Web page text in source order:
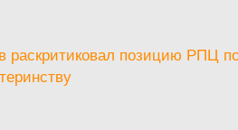
раскритиковал позицию РПЦ